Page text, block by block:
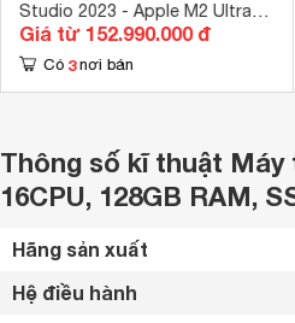
Studio 2023 - Apple M2 Ultra
24-core, RAM 128GB, SSD 1TB,
GPU 76-core
Giá từ 152.990.000 đ
Có 3 nơi bán
Thông số kĩ thuật Máy
16CPU, 128GB RAM,
Hãng sản xuất
Hệ điều hành